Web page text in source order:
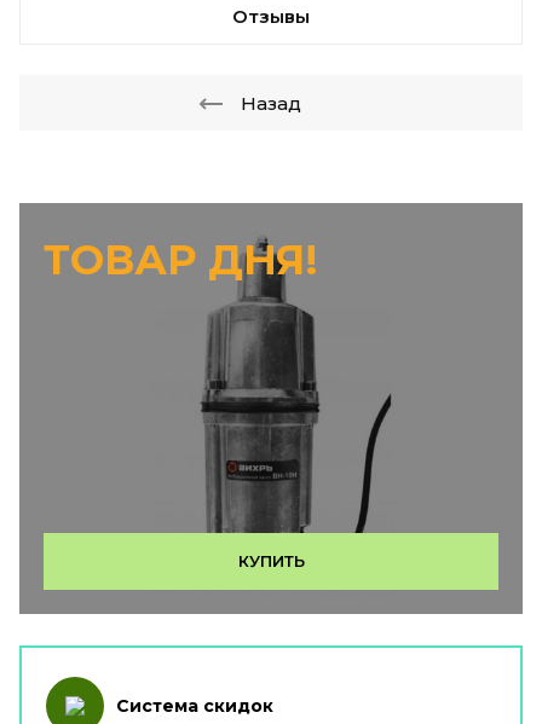
ТОВАР ДНЯ!
КУПИТЬ
Отзывы
Назад
Система скидок